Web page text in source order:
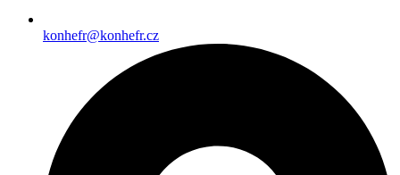
konhefr@konhefr.cz